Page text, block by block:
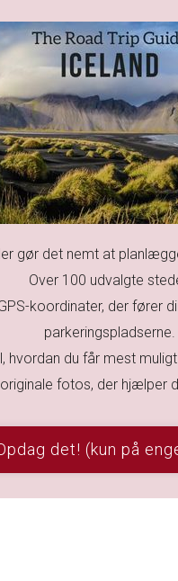
gør det nemt at
Over 100 udvalgte
koordinater, der fører
parkeringspladserne.
hvordan du får mest
fotos, der hjælper
det! (kun på